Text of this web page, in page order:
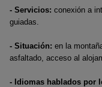
- Servicios: conexión a
guiadas.
- Situación: en la
asfaltado, acceso al
- Idiomas hablados por